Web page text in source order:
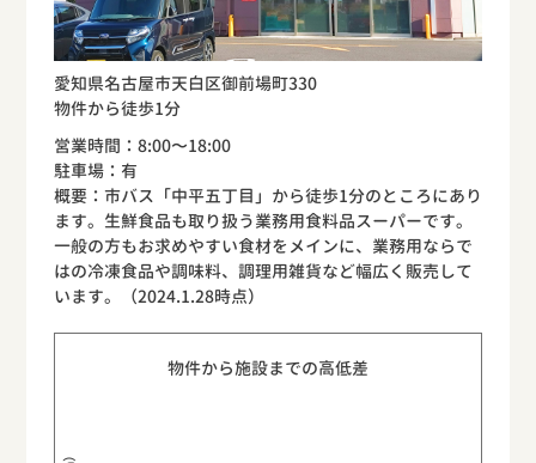
愛知県名古屋市天白区御前場町330
物件から徒歩1分
営業時間：8:00〜18:00
駐車場：有
概要：市バス「中平五丁目」から徒歩1分のところにあり
ます。生鮮食品も取り扱う業務用食料品スーパーです。
一般の方もお求めやすい食材をメインに、業務用ならで
はの冷凍食品や調味料、調理用雑貨など幅広く販売して
います。（2024.1.28時点）
物件から施設までの高低差